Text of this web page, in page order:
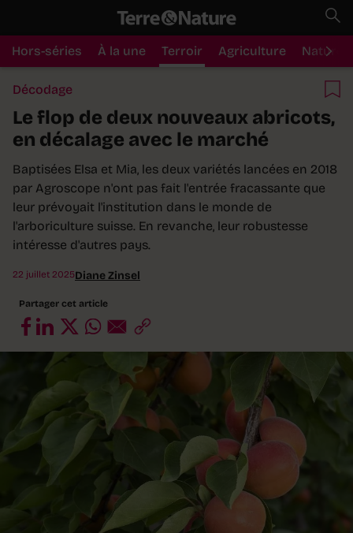
Hors-séries À la une Terroir Agriculture Nature
Décodage
Le flop de deux nouveaux abricots,
en décalage avec le marché
Baptisées Elsa et Mia, les deux variétés lancées en 2018
par Agroscope n'ont pas fait l'entrée fracassante que
leur prévoyait l'institution dans le monde de
l'arboriculture suisse. En revanche, leur robustesse
intéresse d'autres pays.
22 juillet 2025Diane Zinsel
Partager cet article